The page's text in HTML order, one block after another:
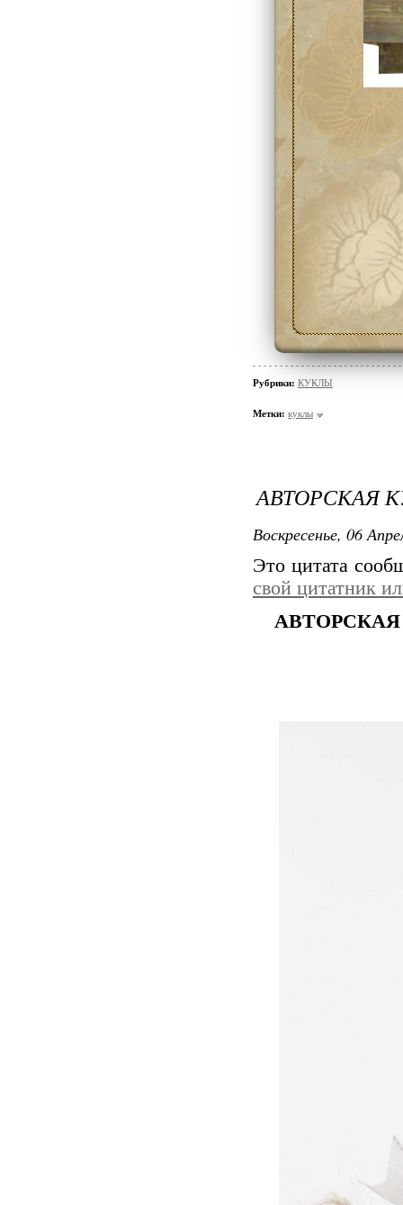
Рубрики: КУКЛЫ
Метки: куклы
АВТОРСКАЯ
Воскресенье, 06
Это цитата
свой цитатник